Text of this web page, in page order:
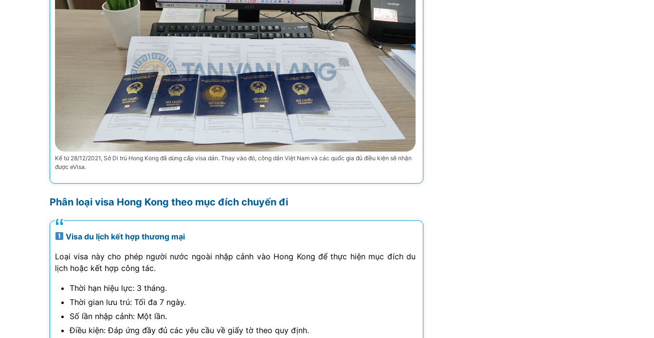
Kể từ 28/12/2021, Sở Di trú Hong Kong đã dừng cấp visa dán. Thay vào đó, công dân Việt Nam và các quốc gia đủ điều kiện sẽ nhận
được eVisa.
Phân loại visa Hong Kong theo mục đích chuyến đi
Visa du lịch kết hợp thương mại
Loại visa này cho phép người nước ngoài nhập cảnh vào Hong Kong để thực hiện mục đích du
lịch hoặc kết hợp công tác.
Thời hạn hiệu lực: 3 tháng.
Thời gian lưu trú: Tối đa 7 ngày.
Số lần nhập cảnh: Một lần.
Điều kiện: Đáp ứng đầy đủ các yêu cầu về giấy tờ theo quy định.